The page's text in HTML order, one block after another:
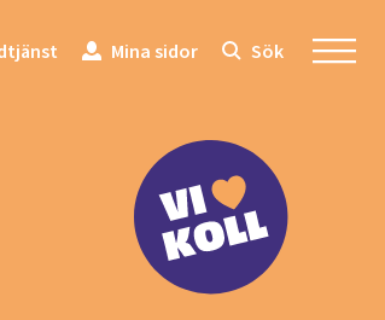
Mina sidor Sök
-